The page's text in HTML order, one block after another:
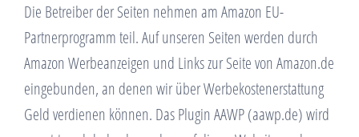
Die Betreiber der Seiten nehmen am Amazon EU-
Partnerprogramm teil. Auf unseren Seiten werden durch
Amazon Werbeanzeigen und Links zur Seite von Amazon.de
eingebunden, an denen wir über Werbekostenerstattung
Geld verdienen können. Das Plugin AAWP (aawp.de) wird